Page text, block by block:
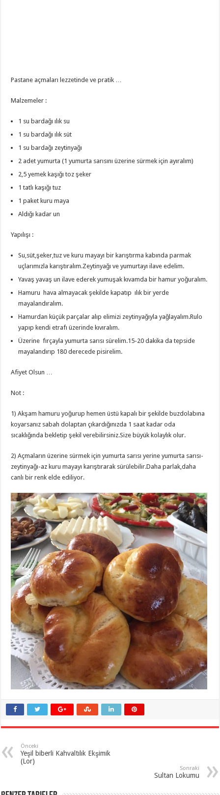
Pastane açmaları lezzetinde ve pratik …
Malzemeler :
1 su bardağı ılık su
1 su bardağı ılık süt
1 su bardağı zeytinyağı
2 adet yumurta (1 yumurta sarısını üzerine sürmek için ayıralım)
2,5 yemek kaşığı toz şeker
1 tatlı kaşığı tuz
1 paket kuru maya
Aldığı kadar un
Yapılışı :
Su,süt,şeker,tuz ve kuru mayayı bir karıştırma kabında parmak
uçlarımızla karıştıralım.Zeytinyağı ve yumurtayı ilave edelim.
Yavaş yavaş un ilave ederek yumuşak kıvamda bir hamur yoğuralım.
Hamuru hava almayacak şekilde kapatıp ılık bir yerde
mayalandıralım.
Hamurdan küçük parçalar alıp elimizi zeytinyağıyla yağlayalım.Rulo
yapıp kendi etrafı üzerinde kıvıralım.
Üzerine fırçayla yumurta sarısı sürelim.15-20 dakika da tepside
mayalandırıp 180 derecede pisirelim.
Afiyet Olsun …
Not :
1) Akşam hamuru yoğurup hemen üstü kapalı bir şekilde buzdolabına
koyarsanız sabah dolaptan çıkardığınızda 1 saat kadar oda
sıcaklığında bekletip şekil verebilirsiniz.Size büyük kolaylık olur.
2) Açmaların üzerine sürmek için yumurta sarısı yerine yumurta sarısı-
zeytinyağı-az kuru mayayı karıştırarak sürülebilir.Daha parlak,daha
canlı bir renk elde ediliyor.
Önceki
Yeşil biberli Kahvaltılık Ekşimik
(Lor)
Sonraki
Sultan Lokumu